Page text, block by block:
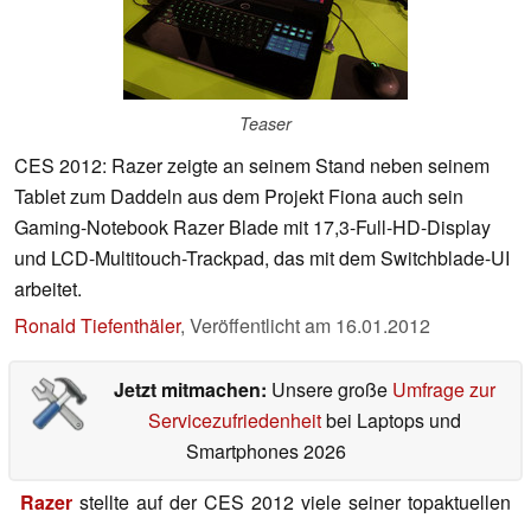
Teaser
CES 2012: Razer zeigte an seinem Stand neben seinem
Tablet zum Daddeln aus dem Projekt Fiona auch sein
Gaming-Notebook Razer Blade mit 17,3-Full-HD-Display
und LCD-Multitouch-Trackpad, das mit dem Switchblade-UI
arbeitet.
Ronald Tiefenthäler, Veröffentlicht am 16.01.2012
Jetzt mitmachen: Unsere große Umfrage zur
Servicezufriedenheitbei Laptops und
Smartphones 2026
Razer stellte auf der CES 2012 viele seiner topaktuellen